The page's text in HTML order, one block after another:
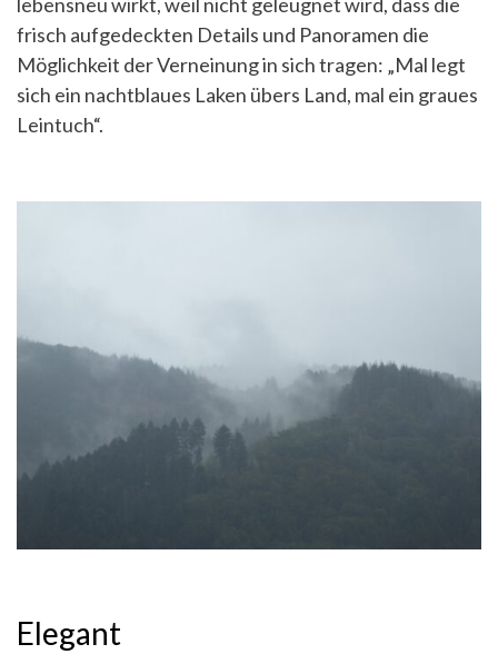
frisch aufgedeckten Details und Panoramen die
Möglichkeit der Verneinung in sich tragen: „Mal legt
sich ein nachtblaues Laken übers Land, mal ein graues
Leintuch“.
Elegant